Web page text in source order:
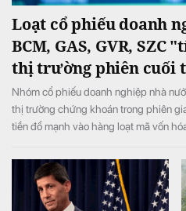
Loạt cổ phiếu doanh
BCM, GAS, GVR, SZC
thị trường phiên cuối
Nhóm cổ phiếu doanh nghiệp nhà
thị trường chứng khoán trong phiên
tiền đổ mạnh vào hàng loạt mã vốn
trong sắc đỏ.